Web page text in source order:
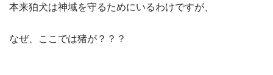
本来狛犬は神域を守るためにいるわけですが、
なぜ、ここでは猪が？？？